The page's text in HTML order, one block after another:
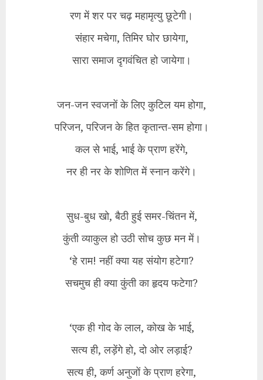
रण में शर पर चढ़ महामृत्यु छूटेगी।
संहार मचेगा, तिमिर घोर छायेगा,
सारा समाज दृगवंचित हो जायेगा।
जन-जन स्वजनों के लिए कुटिल यम होगा,
परिजन, परिजन के हित कृतान्त-सम होगा।
कल से भाई, भाई के प्राण हरेंगे,
नर ही नर के शोणित में स्नान करेंगे।
सुध-बुध खो, बैठी हुई समर-चिंतन में,
कुंती व्याकुल हो उठी सोच कुछ मन में।
‘हे राम! नहीं क्या यह संयोग हटेगा?
सचमुच ही क्या कुंती का हृदय फटेगा?
‘एक ही गोद के लाल, कोख के भाई,
सत्य ही, लड़ेंगे हो, दो ओर लड़ाई?
सत्य ही, कर्ण अनुजों के प्राण हरेगा,